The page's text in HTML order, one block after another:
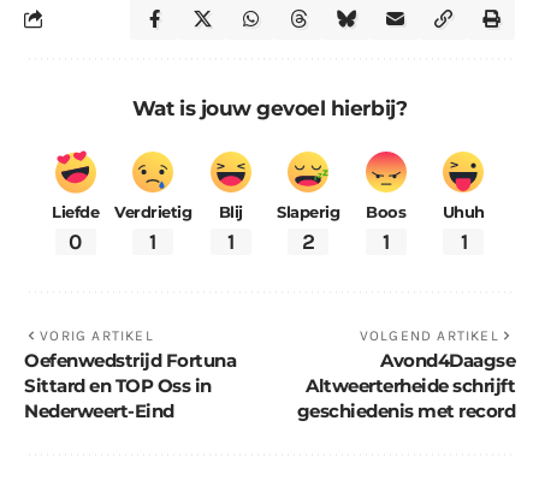
Wat is jouw gevoel hierbij?
Liefde
0
Verdrietig
1
Blij
1
Slaperig
2
Boos
1
Uhuh
1
VORIG ARTIKEL
Oefenwedstrijd Fortuna
Sittard en TOP Oss in
Nederweert-Eind
VOLGEND ARTIKEL
Avond4Daagse
Altweerterheide schrijft
geschiedenis met record